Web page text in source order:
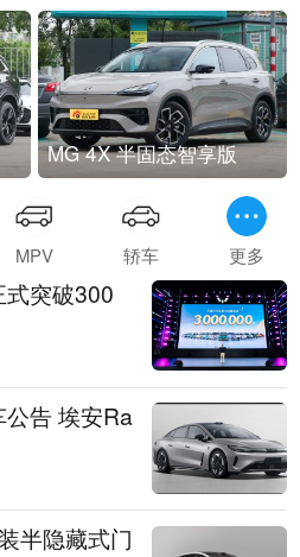
MG 4X 半固态智享版
MPV 轿车 更多
突破300
告 埃安Ra
半隐藏式门